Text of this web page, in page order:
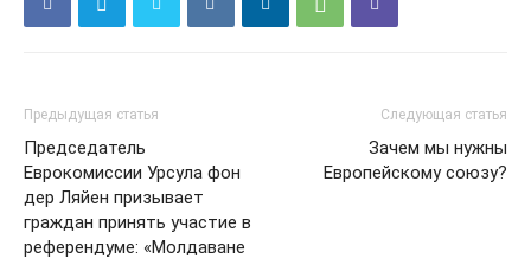
Предыдущая статья
Председатель
Еврокомиссии Урсула фон
дер Ляйен призывает
граждан принять участие в
референдуме: «Молдаване
Следующая статья
Зачем мы нужны
Европейскому союзу?